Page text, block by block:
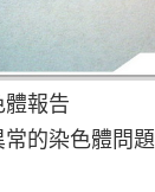
體報告
的染色體問題